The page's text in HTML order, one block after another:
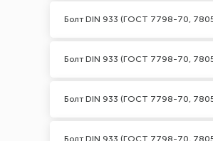
Болт DIN 933 (ГОСТ 7798-70,
Болт DIN 933 (ГОСТ 7798-70,
Болт DIN 933 (ГОСТ 7798-70,
Болт DIN 933 (ГОСТ 7798-70,